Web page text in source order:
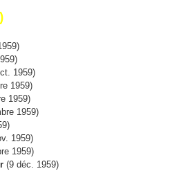
1959)
1959)
1959)
1959)
1959)
1959)
(9 déc. 1959)